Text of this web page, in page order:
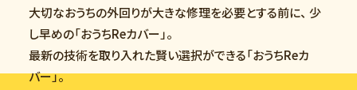
大切なおうちの外回りが大きな修理を必要とする前に、 少
し早めの「おうちReカバー」。
最新の技術を取り入れた賢い選択ができる「おうちReカ
バー」。